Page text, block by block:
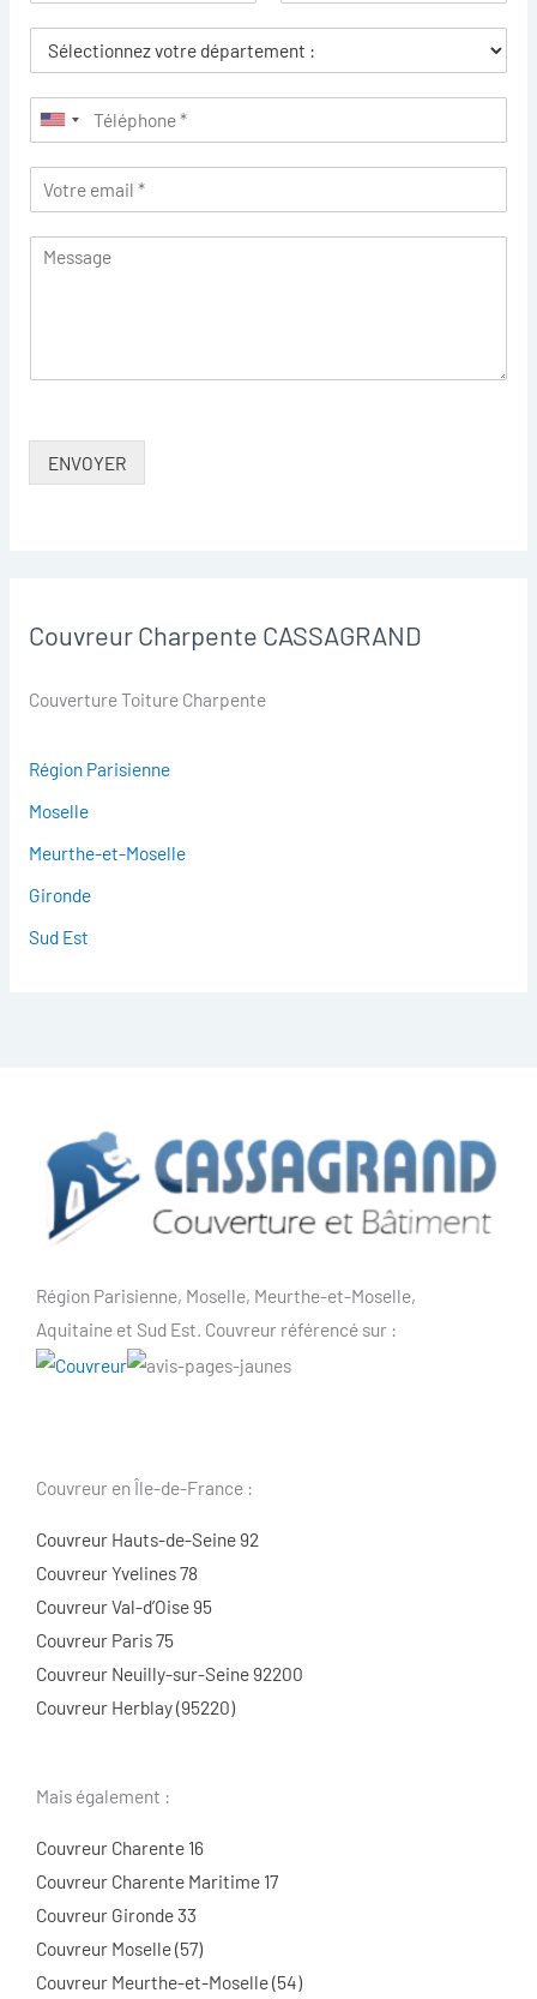
ENVOYER
Couvreur Charpente CASSAGRAND
Couverture Toiture Charpente
Région Parisienne
Moselle
Meurthe-et-Moselle
Gironde
Sud Est
Région Parisienne, Moselle, Meurthe-et-Moselle,
Aquitaine et Sud Est. Couvreur référencé sur :
Couvreur en Île-de-France :
Couvreur Hauts-de-Seine 92
Couvreur Yvelines 78
Couvreur Val-d’Oise 95
Couvreur Paris 75
Couvreur Neuilly-sur-Seine 92200
Couvreur Herblay (95220)
Mais également :
Couvreur Charente 16
Couvreur Charente Maritime 17
Couvreur Gironde 33
Couvreur Moselle (57)
Couvreur Meurthe-et-Moselle (54)